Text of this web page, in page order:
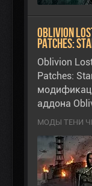
Oblivion
Patches:
Oblivion
Patches:
аддона
МОДЫ ТЕНИ